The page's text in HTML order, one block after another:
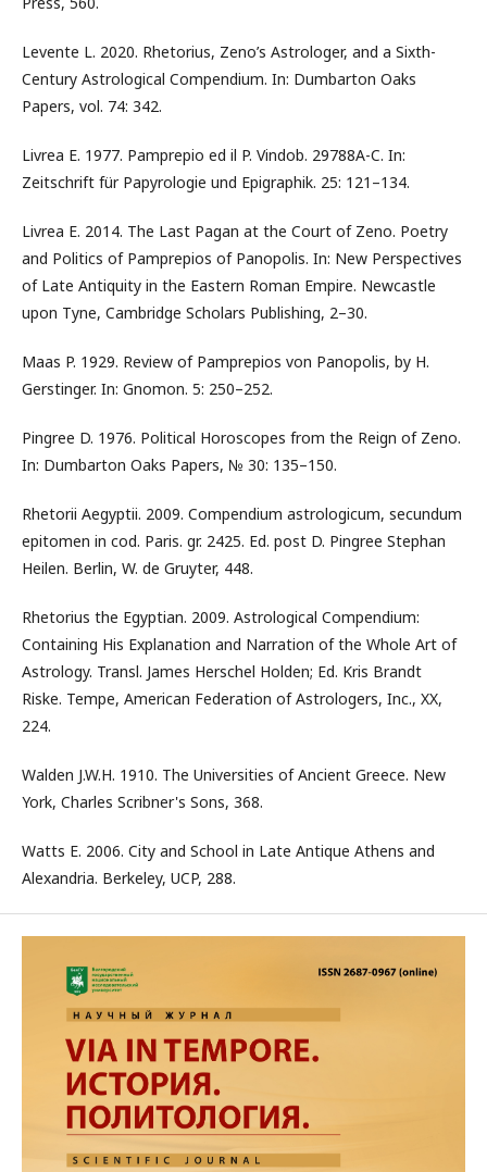
Levente L. 2020. Rhetorius, Zeno’s Astrologer, and a Sixth-
Century Astrological Compendium. In: Dumbarton Oaks
Papers, vol. 74: 342.
Livrea E. 1977. Pamprepio ed il P. Vindob. 29788A-C. In:
Zeitschrift für Papyrologie und Epigraphik. 25: 121–134.
Livrea E. 2014. The Last Pagan at the Court of Zeno. Poetry
and Politics of Pamprepios of Panopolis. In: New Perspectives
of Late Antiquity in the Eastern Roman Empire. Newcastle
upon Tyne, Cambridge Scholars Publishing, 2–30.
Maas P. 1929. Review of Pamprepios von Panopolis, by H.
Gerstinger. In: Gnomon. 5: 250–252.
Pingree D. 1976. Political Horoscopes from the Reign of Zeno.
In: Dumbarton Oaks Papers, № 30: 135–150.
Rhetorii Aegyptii. 2009. Compendium astrologicum, secundum
epitomen in cod. Paris. gr. 2425. Ed. post D. Pingree Stephan
Heilen. Berlin, W. de Gruyter, 448.
Rhetorius the Egyptian. 2009. Astrological Compendium:
Containing His Explanation and Narration of the Whole Art of
Astrology. Transl. James Herschel Holden; Ed. Kris Brandt
Riske. Tempe, American Federation of Astrologers, Inc., XX,
224.
Walden J.W.H. 1910. The Universities of Ancient Greece. New
York, Charles Scribner's Sons, 368.
Watts E. 2006. City and School in Late Antique Athens and
Alexandria. Berkeley, UCP, 288.